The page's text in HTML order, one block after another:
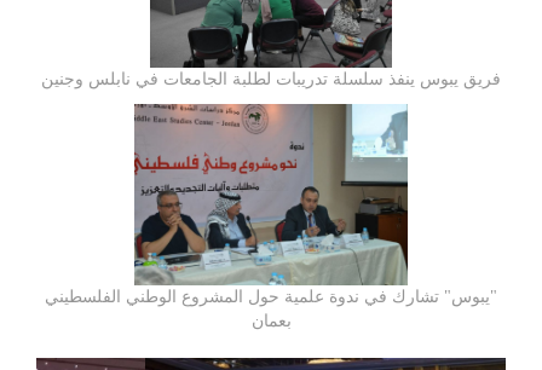
فريق يبوس ينفذ سلسلة تدريبات لطلبة الجامعات في نابلس وجنين
"يبوس" تشارك في ندوة علمية حول المشروع الوطني الفلسطيني
بعمان